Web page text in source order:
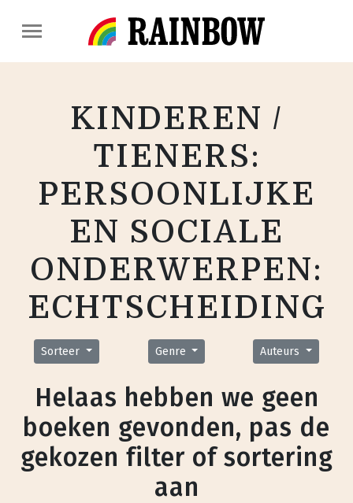
KINDEREN /
TIENERS:
PERSOONLIJKE
EN SOCIALE
ONDERWERPEN:
ECHTSCHEIDING
Sorteer Genre Auteurs
Helaas hebben we geen
boeken gevonden, pas de
gekozen filter of sortering
aan